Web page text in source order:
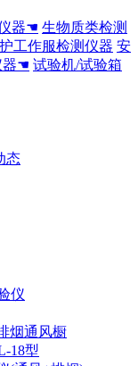
器☚ 生物质类检测
工作服检测仪器 安
器☚ 试验机/试验箱
态
仪
烟通风橱
18型